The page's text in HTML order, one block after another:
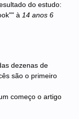
do estudo:
à 14 anos 6
dezenas de
são o primeiro
começo o artigo